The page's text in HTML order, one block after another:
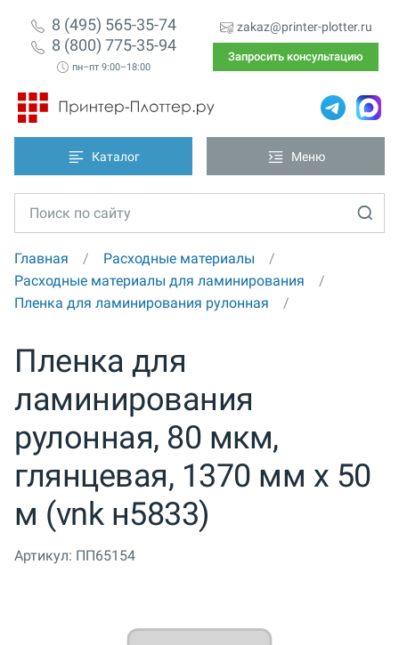
8 (495) 565-35-74
8 (800) 775-35-94
пн–пт 9:00–18:00
zakaz@printer-plotter.ru
Запросить консультацию
Каталог Меню
Главная
Расходные материалы
Расходные материалы для ламинирования
Пленка для ламинирования рулонная
Пленка для
ламинирования
рулонная, 80 мкм,
глянцевая, 1370 мм x 50
м (vnk н5833)
Артикул: ПП65154